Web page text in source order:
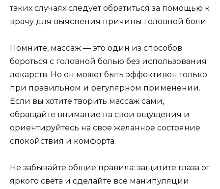
таких случаях следует обратиться за помощью к
врачу для выяснения причины головной боли.
Помните, массаж — это один из способов
бороться с головной болью без использования
лекарств. Но он может быть эффективен только
при правильном и регулярном применении.
Если вы хотите творить массаж сами,
обращайте внимание на свои ощущения и
ориентируйтесь на свое желанное состояние
спокойствия и комфорта.
Не забывайте общие правила: защитите глаза от
яркого света и сделайте все манипуляции